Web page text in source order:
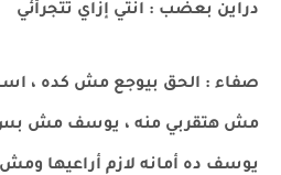
دراين بعضب : انتي إزاي تتجرأئي
صفاء : الحق بيوجع مش كده ،
مش هتقربي منه ، يوسف مش بس
يوسف ده أمانه لازم أراعيها